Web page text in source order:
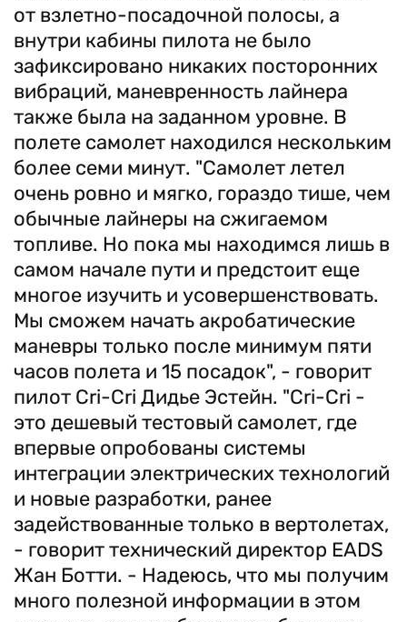
от взлетно-посадочной полосы, а
внутри кабины пилота не было
зафиксировано никаких посторонних
вибраций, маневренность лайнера
также была на заданном уровне. В
полете самолет находился нескольким
более семи минут. "Самолет летел
очень ровно и мягко, гораздо тише, чем
обычные лайнеры на сжигаемом
топливе. Но пока мы находимся лишь в
самом начале пути и предстоит еще
многое изучить и усовершенствовать.
Мы сможем начать акробатические
маневры только после минимум пяти
часов полета и 15 посадок", - говорит
пилот Cri-Cri Дидье Эстейн. "Cri-Cri -
это дешевый тестовый самолет, где
впервые опробованы системы
интеграции электрических технологий
и новые разработки, ранее
задействованные только в вертолетах,
- говорит технический директор EADS
Жан Ботти. - Надеюсь, что мы получим
много полезной информации в этом